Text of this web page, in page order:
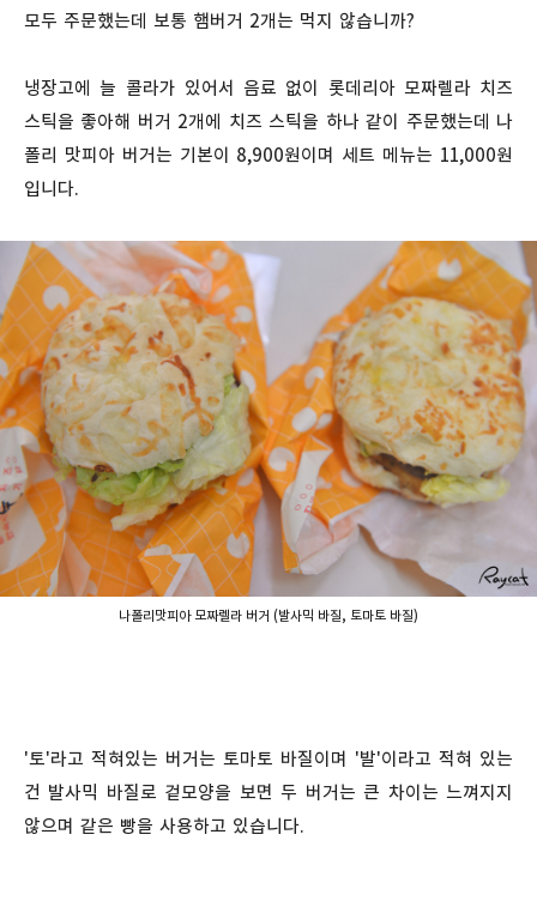
모두 주문했는데 보통 햄버거 2개는 먹지 않습니까?
냉장고에 늘 콜라가 있어서 음료 없이 롯데리아 모짜렐라 치즈
스틱을 좋아해 버거 2개에 치즈 스틱을 하나 같이 주문했는데 나
폴리 맛피아 버거는 기본이 8,900원이며 세트 메뉴는 11,000원
입니다.
나폴리맛피아 모짜렐라 버거 (발사믹 바질, 토마토 바질)
'토'라고 적혀있는 버거는 토마토 바질이며 '발'이라고 적혀 있는
건 발사믹 바질로 겉모양을 보면 두 버거는 큰 차이는 느껴지지
않으며 같은 빵을 사용하고 있습니다.